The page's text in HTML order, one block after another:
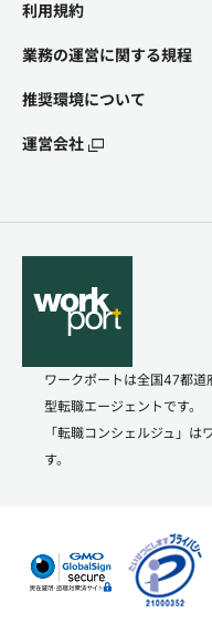
利用規約
業務の運営に関する規程
推奨環境について
運営会社
ワークポートは全国47都
型転職エージェントです。
「転職コンシェルジュ」は
す。